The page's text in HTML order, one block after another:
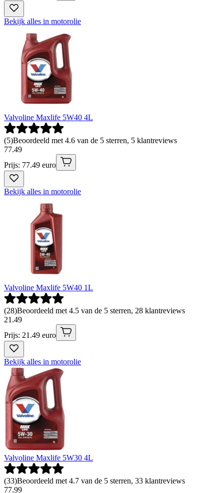
Bekijk alles in motorolie
Valvoline Maxlife 5W40 4L
(5)Beoordeeld met 4.6 van de 5 sterren, 5 klantreviews
77.49
Prijs: 77.49 euro
Bekijk alles in motorolie
Valvoline Maxlife 5W40 1L
(28)Beoordeeld met 4.5 van de 5 sterren, 28 klantreviews
21 .49
Prijs: 21.49 euro
Bekijk alles in motorolie
Valvoline Maxlife 5W30 4L
(33)Beoordeeld met 4.7 van de 5 sterren, 33 klantreviews
77.99